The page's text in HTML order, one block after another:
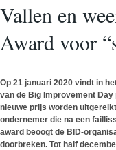
Vallen en
Award voor
Op 21 januari 2020 vindt in
van de Big Improvement
nieuwe prijs worden
ondernemer die na een
award beoogt de BID-
doorbreken. Tot half